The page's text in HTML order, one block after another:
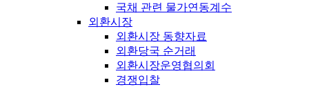
국채 관련 물가연동계수
외환시장
외환시장 동향자료
외환당국 순거래
외환시장운영협의회
경쟁입찰